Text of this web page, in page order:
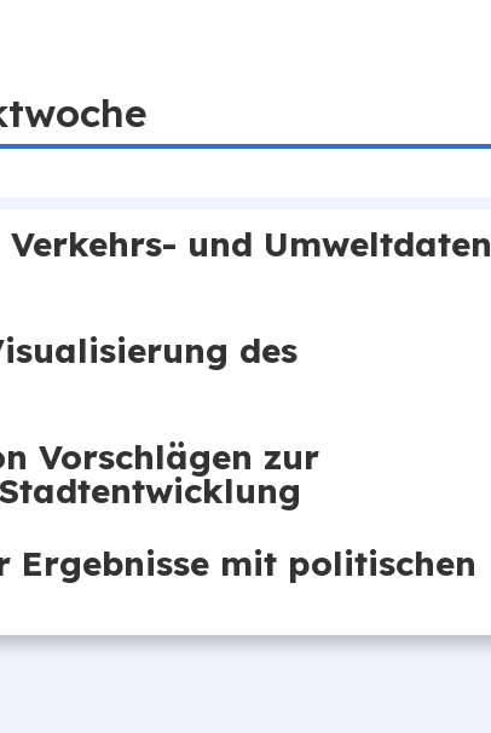
und Umweltdaten
des
Vorschlägen zur
Ergebnisse mit politischen